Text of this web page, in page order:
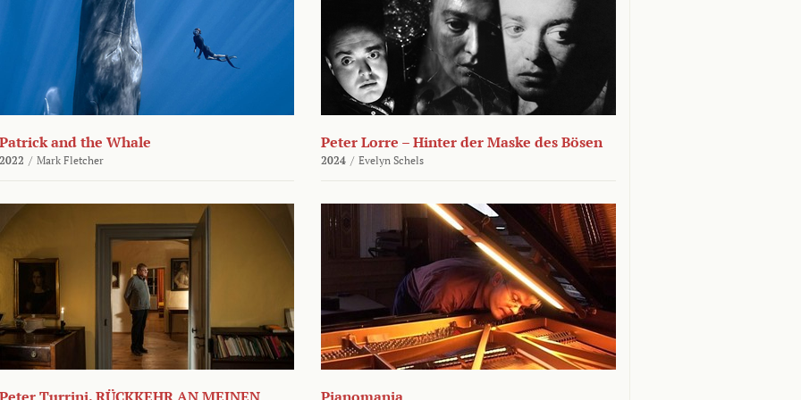
Patrick and the Whale
2022 / Mark Fletcher
Peter Lorre – Hinter der Maske des Bösen
2024 / Evelyn Schels